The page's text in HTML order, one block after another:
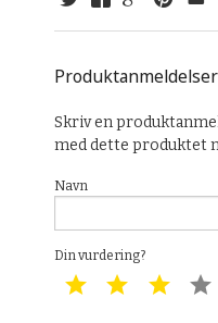
Skriv en
med dette produktet
Navn
Din vurdering?
1 star 2 star 3 star